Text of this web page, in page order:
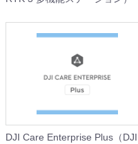
DJI Care Enterprise Plus（DJI